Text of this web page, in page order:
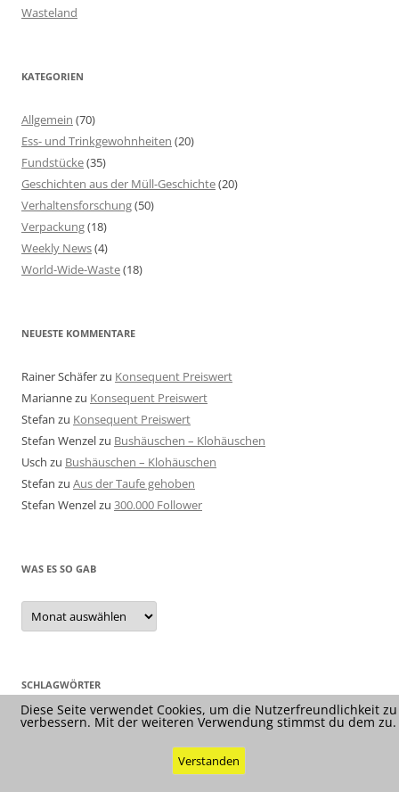
Wasteland
KATEGORIEN
Allgemein (70)
Ess- und Trinkgewohnheiten (20)
Fundstücke(35)
Geschichten aus der Müll-Geschichte(20)
Verhaltensforschung(50)
Verpackung(18)
Weekly News(4)
World-Wide-Waste(18)
NEUESTE KOMMENTARE
Rainer Schäferzu Konsequent Preiswert
Mariannezu Konsequent Preiswert
Stefan zu Konsequent Preiswert
Stefan Wenzelzu Bushäuschen – Klohäuschen
Usch zu Bushäuschen – Klohäuschen
Stefan zu Aus der Taufe gehoben
Stefan Wenzelzu 300.000 Follower
WAS ES SO GAB
Was
es
so
SCHLAGWÖRTER
Diese Seite verwendet Cookies, um die Nutzerfreundlichkeit zu
verbessern. Mit der weiteren Verwendung stimmst du dem zu.
Verstanden